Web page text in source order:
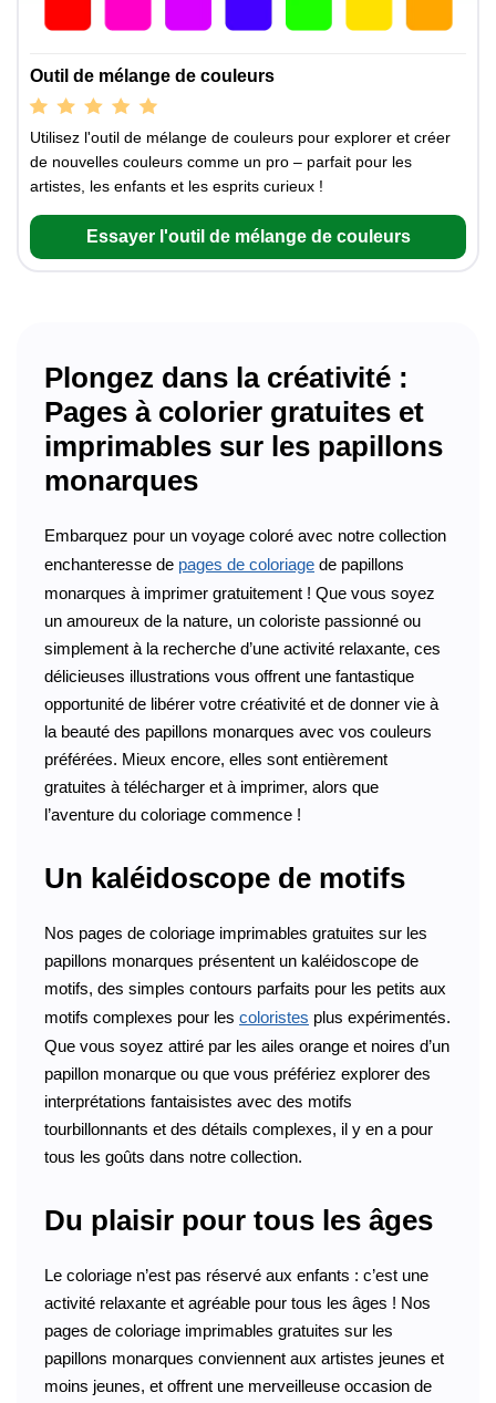
Outil de mélange de couleurs
Utilisez l'outil de mélange de couleurs pour explorer et créer
de nouvelles couleurs comme un pro – parfait pour les
artistes, les enfants et les esprits curieux !
Essayer l'outil de mélange de couleurs
Plongez dans la créativité :
Pages à colorier gratuites et
imprimables sur les papillons
monarques
Embarquez pour un voyage coloré avec notre collection
enchanteresse de pages de coloriage de papillons
monarques à imprimer gratuitement ! Que vous soyez
un amoureux de la nature, un coloriste passionné ou
simplement à la recherche d’une activité relaxante, ces
délicieuses illustrations vous offrent une fantastique
opportunité de libérer votre créativité et de donner vie à
la beauté des papillons monarques avec vos couleurs
préférées. Mieux encore, elles sont entièrement
gratuites à télécharger et à imprimer, alors que
l’aventure du coloriage commence !
Un kaléidoscope de motifs
Nos pages de coloriage imprimables gratuites sur les
papillons monarques présentent un kaléidoscope de
motifs, des simples contours parfaits pour les petits aux
motifs complexes pour les coloristes plus expérimentés.
Que vous soyez attiré par les ailes orange et noires d’un
papillon monarque ou que vous préfériez explorer des
interprétations fantaisistes avec des motifs
tourbillonnants et des détails complexes, il y en a pour
tous les goûts dans notre collection.
Du plaisir pour tous les âges
Le coloriage n’est pas réservé aux enfants : c’est une
activité relaxante et agréable pour tous les âges ! Nos
pages de coloriage imprimables gratuites sur les
papillons monarques conviennent aux artistes jeunes et
moins jeunes, et offrent une merveilleuse occasion de